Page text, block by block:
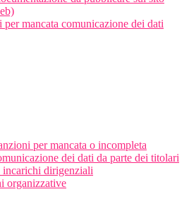
per mancata comunicazione dei dati
per mancata o incompleta
dei dati da parte dei titolari
incarichi dirigenziali
organizzative